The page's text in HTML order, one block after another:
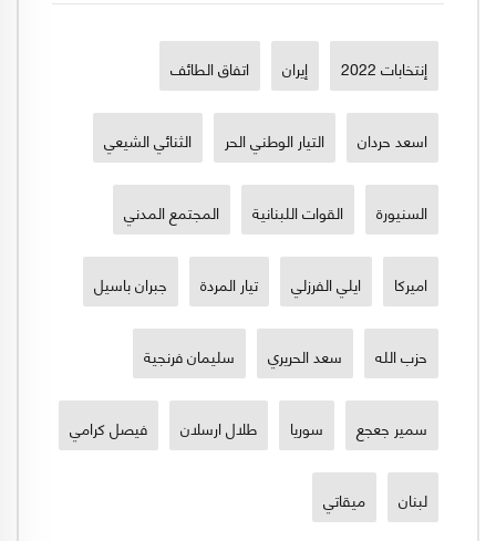
إنتخابات 2022 إيران اتفاق الطائف
اسعد حردان التيار الوطني الحر الثنائي الشيعي
السنيورة القوات اللبنانية المجتمع المدني
اميركا ايلي الفرزلي تيار المردة جبران باسيل
حزب الله سعد الحريري سليمان فرنجية
سمير جعجع سوريا طلال ارسلان فيصل كرامي
لبنان ميقاتي